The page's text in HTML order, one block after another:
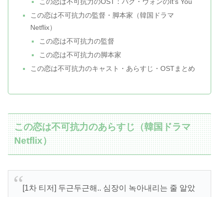
この恋は不可抗力の監督・脚本家（韓国ドラマ
Netflix）
この恋は不可抗力の監督
この恋は不可抗力の脚本家
この恋は不可抗力のキャスト・あらすじ・OSTまとめ
この恋は不可抗力のあらすじ（韓国ドラマ
Netflix）
[1차 티저] 두근두근해.. 심장이 녹아내리는 줄 알았